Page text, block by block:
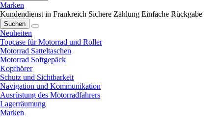
Marken
Kundendienst in Frankreich Sichere Zahlung Einfache Rückgabe
Suchen
Neuheiten
Topcase für Motorrad und Roller
Motorrad Satteltaschen
Motorrad Softgepäck
Kopfhörer
Schutz und Sichtbarkeit
Navigation und Kommunikation
Ausrüstung des Motorradfahrers
Lagerräumung
Marken